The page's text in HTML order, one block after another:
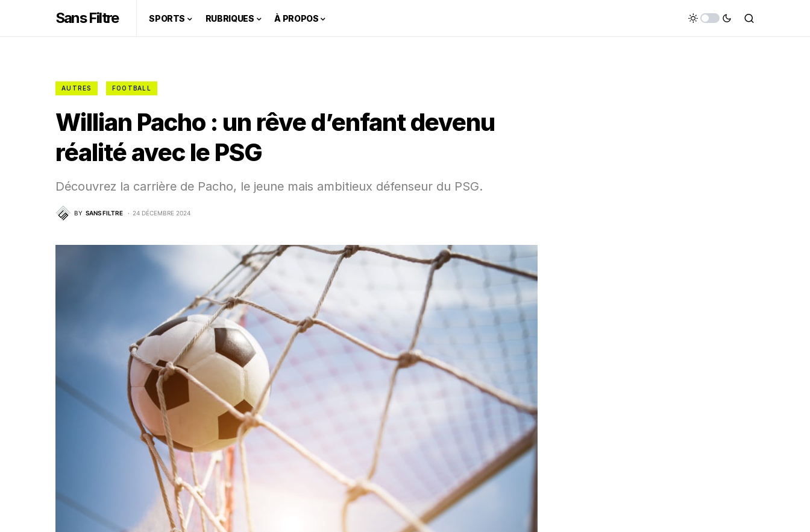
Sans Filtre SPORTS RUBRIQUES À PROPOS
AUTRES FOOTBALL
Willian Pacho : un rêve d’enfant devenu
réalité avec le PSG
Découvrez la carrière de Pacho, le jeune mais ambitieux défenseur du PSG.
BY SANS FILTRE 24 DÉCEMBRE 2024